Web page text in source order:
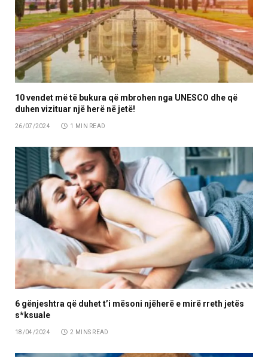
10 vendet më të bukura që mbrohen nga UNESCO dhe që
duhen vizituar një herë në jetë!
26/07/2024 1 MIN READ
6 gënjeshtra që duhet t’i mësoni njëherë e mirë rreth jetës
s*ksuale
18/04/2024 2 MINS READ